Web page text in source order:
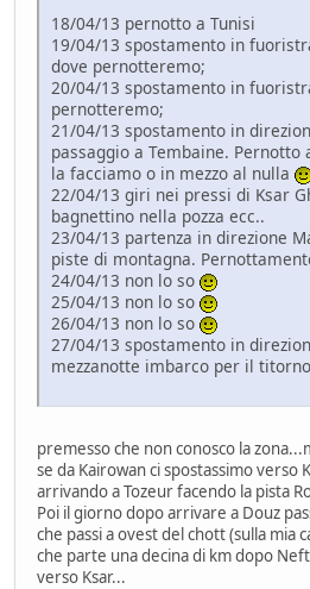
18/04/13 pernotto a Tunisi
19/04/13 spostamento in
dove pernotteremo;
20/04/13 spostamento in
pernotteremo;
21/04/13 spostamento in
passaggio a Tembaine. Pernotto
la facciamo o in mezzo al nulla
22/04/13 giri nei pressi di Ksar
bagnettino nella pozza ecc..
23/04/13 partenza in direzione
piste di montagna.
24/04/13 non lo so
25/04/13 non lo so
26/04/13 non lo so
27/04/13 spostamento in
mezzanotte imbarco per il
premesso che non conosco la
se da Kairowan ci spostassimo verso
arrivando a Tozeur facendo la pista
Poi il giorno dopo arrivare a Douz
che passi a ovest del chott (sulla mia
che parte una decina di km dopo
verso Ksar...